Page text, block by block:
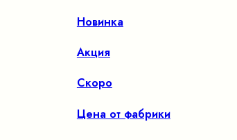
Новинка
Акция
Скоро
Цена от фабрики